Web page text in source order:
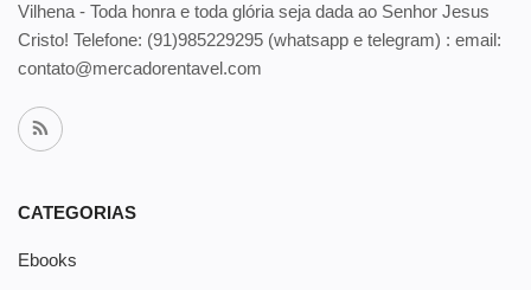
Vilhena - Toda honra e toda glória seja dada ao Senhor Jesus
Cristo! Telefone: (91)985229295 (whatsapp e telegram) : email:
contato@mercadorentavel.com
CATEGORIAS
Ebooks